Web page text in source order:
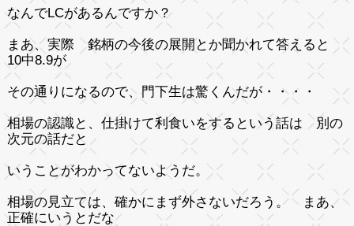
なんでLCがあるんですか？
まあ、実際 銘柄の今後の展開とか聞かれて答えると
10中8.9が
その通りになるので、門下生は驚くんだが・・・・
相場の認識と、仕掛けて利食いをするという話は 別の
次元の話だと
いうことがわかってないようだ。
相場の見立ては、確かにまず外さないだろう。 まあ、
正確にいうとだな